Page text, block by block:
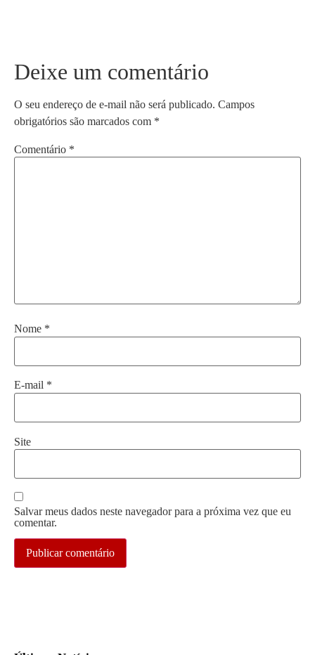
Deixe um comentário
O seu endereço de e-mail não será publicado. Campos
obrigatórios são marcados com *
Comentário *
Nome *
E-mail *
Site
Salvar meus dados neste navegador para a próxima vez que eu
comentar.